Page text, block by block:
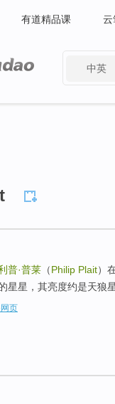
有道精品课 云
中英
普·普莱 （Philip Plait）
星星，其亮度约是天狼
页